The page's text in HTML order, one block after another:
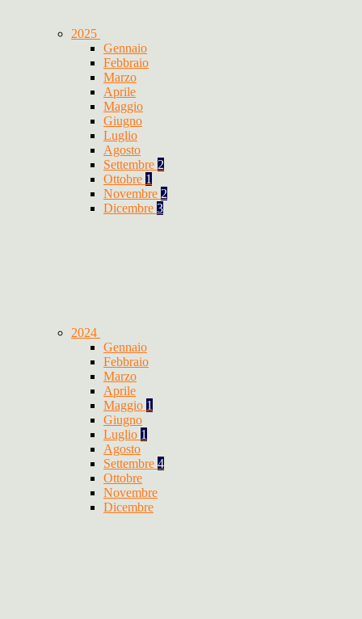
2025
Gennaio
Febbraio
Marzo
Aprile
Maggio
Giugno
Luglio
Agosto
Settembre 2
Ottobre 1
Novembre 2
Dicembre 3
2024
Gennaio
Febbraio
Marzo
Aprile
Maggio 1
Giugno
Luglio 1
Agosto
Settembre 4
Ottobre
Novembre
Dicembre